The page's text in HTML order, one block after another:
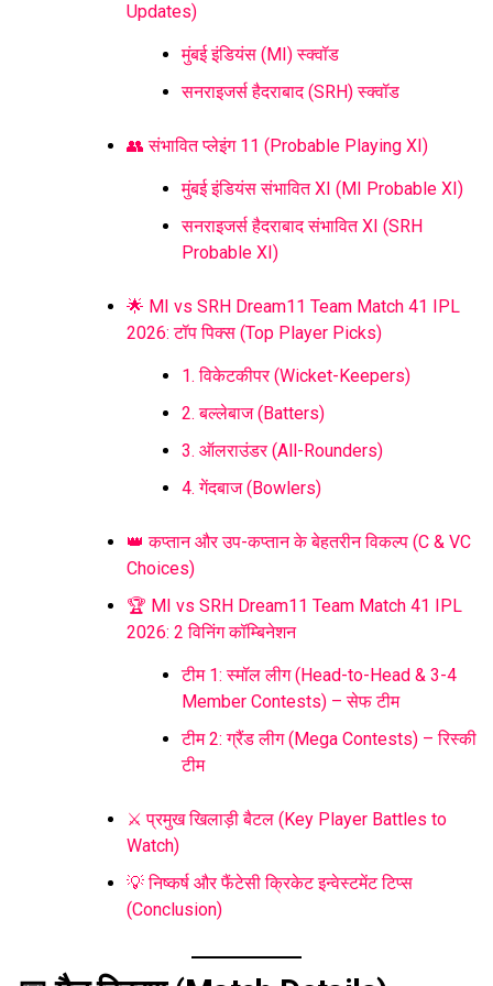
Updates)
मुंबई इंडियंस (MI) स्क्वॉड
सनराइजर्स हैदराबाद (SRH) स्क्वॉड
👥 संभावित प्लेइंग 11 (Probable Playing XI)
मुंबई इंडियंस संभावित XI (MI Probable XI)
सनराइजर्स हैदराबाद संभावित XI (SRH
Probable XI)
🌟 MI vs SRH Dream11 Team Match 41 IPL
2026: टॉप पिक्स (Top Player Picks)
1. विकेटकीपर (Wicket-Keepers)
2. बल्लेबाज (Batters)
3. ऑलराउंडर (All-Rounders)
4. गेंदबाज (Bowlers)
👑 कप्तान और उप-कप्तान के बेहतरीन विकल्प (C & VC
Choices)
🏆 MI vs SRH Dream11 Team Match 41 IPL
2026: 2 विनिंग कॉम्बिनेशन
टीम 1: स्मॉल लीग (Head-to-Head & 3-4
Member Contests) – सेफ टीम
टीम 2: ग्रैंड लीग (Mega Contests) – रिस्की
टीम
⚔️ प्रमुख खिलाड़ी बैटल (Key Player Battles to
Watch)
💡 निष्कर्ष और फैंटेसी क्रिकेट इन्वेस्टमेंट टिप्स
(Conclusion)